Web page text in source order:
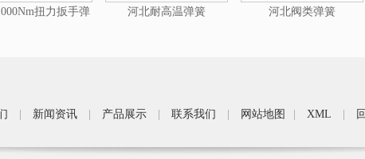
扭力扳手弹
河北耐高温弹簧 河北阀类弹簧
新闻资讯 产品展示 联系我们 网站地图 XML